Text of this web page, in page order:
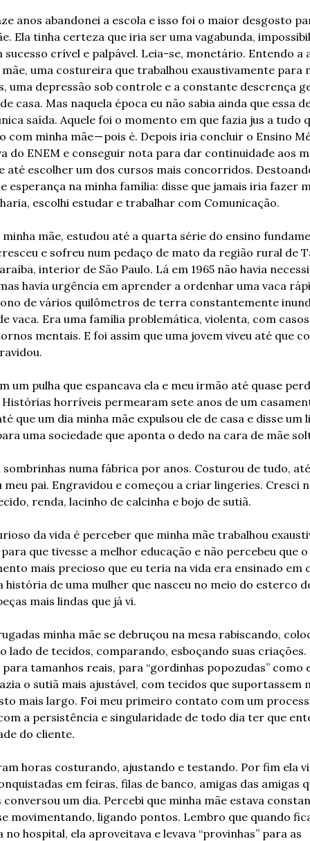
anos abandonei a escola e isso foi o maior desgosto
Ela tinha certeza que iria ser uma vagabunda,
sucesso crível e palpável. Leia-se, monetário. Entendo a
uma costureira que trabalhou exaustivamente para
uma depressão sob controle e a constante descrença
casa. Mas naquela época eu não sabia ainda que essa
saída. Aquele foi o momento em que fazia jus a tudo
com minha mãe — pois é. Depois iria concluir o Ensino
do ENEM e conseguir nota para dar continuidade aos
até escolher um dos cursos mais concorridos.
esperança na minha família: disse que jamais iria fazer
escolhi estudar e trabalhar com Comunicação.
mãe, estudou até a quarta série do ensino
e sofreu num pedaço de mato da região rural de
interior de São Paulo. Lá em 1965 não havia
havia urgência em aprender a ordenhar uma vaca
de vários quilômetros de terra constantemente
vaca. Era uma família problemática, violenta, com
mentais. E foi assim que uma jovem viveu até que
um pulha que espancava ela e meu irmão até quase
horríveis permearam sete anos de um
que um dia minha mãe expulsou ele de casa e disse um
uma sociedade que aponta o dedo na cara de mãe
numa fábrica por anos. Costurou de tudo,
meu pai. Engravidou e começou a criar lingeries. Cresci
renda, lacinho de calcinha e bojo de sutiã.
da vida é perceber que minha mãe trabalhou
que tivesse a melhor educação e não percebeu que o
mais precioso que eu teria na vida era ensinado em
história de uma mulher que nasceu no meio do esterco
mais lindas que já vi.
minha mãe se debruçou na mesa rabiscando,
lado de tecidos, comparando, esboçando suas criações.
tamanhos reais, para “gordinhas popozudas” como
o sutiã mais ajustável, com tecidos que suportassem
mais largo. Foi meu primeiro contato com um
a persistência e singularidade de todo dia ter que
do cliente.
horas costurando, ajustando e testando. Por fim ela
em feiras, filas de banco, amigas das amigas
conversou um dia. Percebi que minha mãe estava
movimentando, ligando pontos. Lembro que quando
hospital, ela aproveitava e levava “provinhas” para as